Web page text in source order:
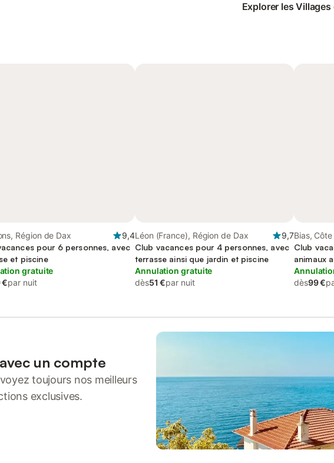
Explorer les
Région de Dax
9,4
pour 6 personnes, avec
et piscine
gratuite
€par nuit
Léon (France), Région de Dax
9,7
Club vacances pour 4 personnes, avec
terrasse ainsi que jardin et piscine
Annulation gratuite
dès51 €par nuit
Bias, Côte
Club
animaux
dès99 €
un compte
toujours nos meilleurs
exclusives.